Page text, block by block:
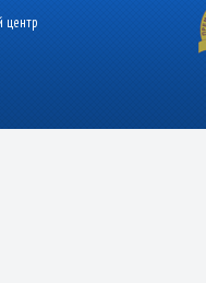
центр